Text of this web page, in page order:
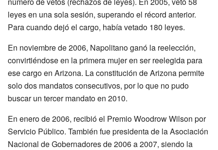
leyes en una sola sesión, superando el récord anterior.
Para cuando dejó el cargo, había vetado 180 leyes.
En noviembre de 2006, Napolitano ganó la reelección,
convirtiéndose en la primera mujer en ser reelegida para
ese cargo en Arizona. La constitución de Arizona permite
solo dos mandatos consecutivos, por lo que no pudo
buscar un tercer mandato en 2010.
En enero de 2006, recibió el Premio Woodrow Wilson por
Servicio Público. También fue presidenta de la Asociación
Nacional de Gobernadores de 2006 a 2007, siendo la